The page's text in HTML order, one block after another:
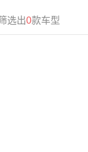
选出0款车型